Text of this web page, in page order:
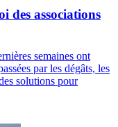
des associations
semaines ont
par les dégâts, les
solutions pour